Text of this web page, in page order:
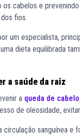
cabelos e
fios.
um especialista,
dieta equilibrada
a saúde da raiz
a queda de cabelo
de oleosidade,
sanguínea